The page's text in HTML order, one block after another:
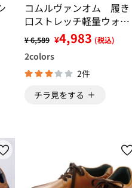
コムルヴァンオム 履き
口ストレッチ軽量ウォー
キング
¥ 6,589 ¥4,983 (税込)
2colors
2件
チラ見をする